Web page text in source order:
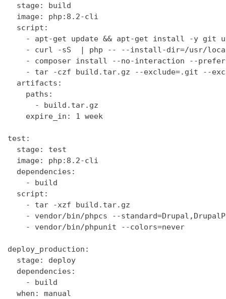
  stage: build
  image: php:8.2-cli
  script:
- apt-get update && apt-get install -y git
- curl -sS  | php -- --install-dir=/usr/
- composer install --no-interaction --
- tar -czf build.tar.gz --exclude=.git --
  artifacts:
    paths:
      - build.tar.gz
    expire_in: 1 week
test:
  stage: test
  image: php:8.2-cli
  dependencies:
    - build
  script:
    - tar -xzf build.tar.gz
- vendor/bin/phpcs --
    - vendor/bin/phpunit --colors=never
deploy_production:
  stage: deploy
  dependencies:
    - build
  when: manual